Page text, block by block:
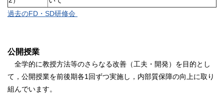
過去のFD ・SD研修会
公開授業
全学的に教授方法等のさらなる改善（工夫・開発）を目的とし
て，公開授業を前後期各1回ずつ実施し，内部質保障の向上に取り
組んでいます。